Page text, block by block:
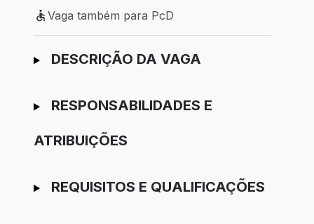
Vaga também para PcD
Vaga também para PcD
Ir para candidatura
DESCRIÇÃO DA VAGA
RESPONSABILIDADES E
ATRIBUIÇÕES
REQUISITOS E QUALIFICAÇÕES